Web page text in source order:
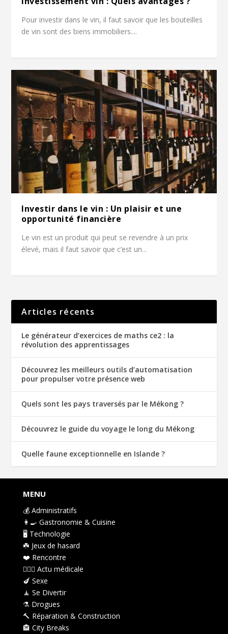
Pour investir dans le vin, il faut savoir que les bouteilles
de vin sont des biens immobiliers....
Investir dans le vin : Un plaisir et une
opportunité financière
Le vin est un produit qui peut se revendre à un prix
élevé, mais il faut savoir que c’est un...
Articles récents
Le générateur d’exercices de maths ce2 : la
révolution des apprentissages
Découvrez les meilleurs outils d’automatisation
pour propulser votre présence web
Quels sont les pays traversés par le Mékong ?
Découvrez le guide du voyage le long du Mékong
Quelle faune exceptionnelle en Islande ?
MENU
💰 Administratifs
👩‍🍳 Gastronomie & Cuisine
🖥️ Technologie
☘️ Jeux de hasard
❤️️ Rencontre
👩🏻‍⚕️ Actu médicale
🍆 Sexe
🧘 Se Divertir
⚗️ Drogues
🔨 Réparation & Construction
🏤 City Breaks